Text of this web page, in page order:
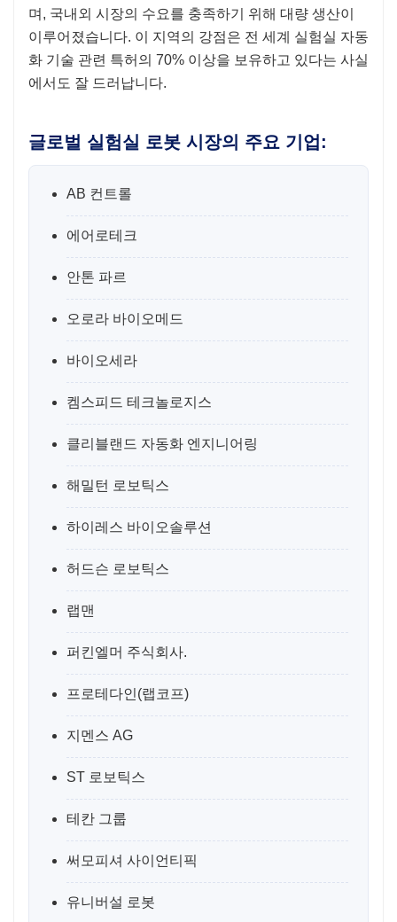
며, 국내외 시장의 수요를 충족하기 위해 대량 생산이
이루어졌습니다. 이 지역의 강점은 전 세계 실험실 자동
화 기술 관련 특허의 70% 이상을 보유하고 있다는 사실
에서도 잘 드러납니다.
글로벌 실험실 로봇 시장의 주요 기업:
AB 컨트롤
에어로테크
안톤 파르
오로라 바이오메드
바이오세라
켐스피드 테크놀로지스
클리블랜드 자동화 엔지니어링
해밀턴 로보틱스
하이레스 바이오솔루션
허드슨 로보틱스
랩맨
퍼킨엘머 주식회사.
프로테다인(랩코프)
지멘스 AG
ST 로보틱스
테칸 그룹
써모피셔 사이언티픽
유니버설 로봇